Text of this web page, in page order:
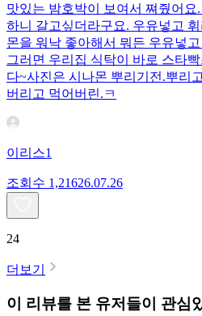
맛있는 밤호박이 보여서 쪄줬어
하니 갈고싶더라구요. 우유넣고
몬을 워낙 좋아해서 뭐든 우유넣
그러면 우리집 식탁이 바로 스타
다~사진은 시나몬 뿌리기전.뿌리
버리고 먹어버린.ㅋ
이리스1
조회수 1,21626.07.26
24
더보기
이 리뷰를 본 유저들이 관심